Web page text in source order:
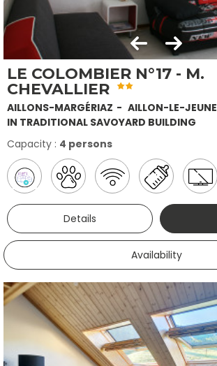
LE COLOMBIER N°17 - M.
CHEVALLIER
AILLONS-MARGÉRIAZ AILLON-LE-JEUNE
IN TRADITIONAL SAVOYARD BUILDING
Capacity : 4 persons
Details
Availability